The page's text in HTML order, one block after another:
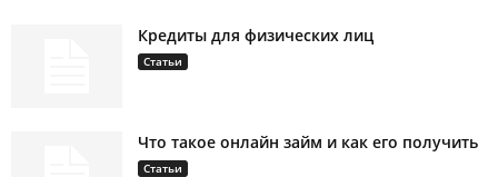
Кредиты для физических лиц
Статьи
Что такое онлайн займ и как его получить
Статьи